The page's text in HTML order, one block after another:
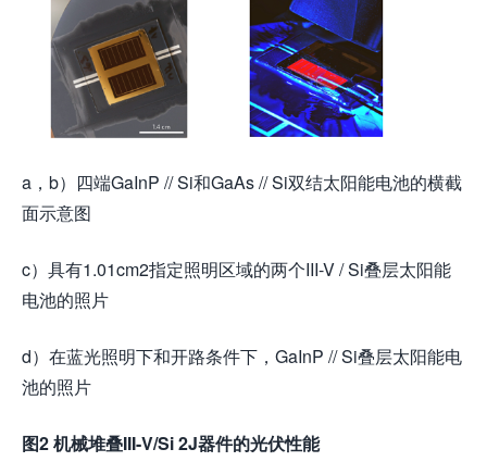
a，b）四端GaInP // Si和GaAs // Si双结太阳能电池的横截
面示意图
c）具有1.01cm2指定照明区域的两个III-V / Si叠层太阳能
电池的照片
d）在蓝光照明下和开路条件下，GaInP // Si叠层太阳能电
池的照片
图2 机械堆叠III-V/Si 2J器件的光伏性能